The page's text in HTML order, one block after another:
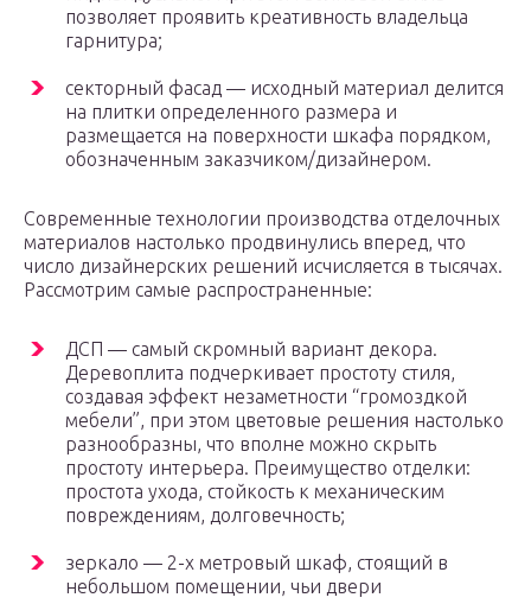
позволяет проявить креативность владельца
гарнитура;
секторный фасад — исходный материал делится
на плитки определенного размера и
размещается на поверхности шкафа порядком,
обозначенным заказчиком/дизайнером.
Современные технологии производства отделочных
материалов настолько продвинулись вперед, что
число дизайнерских решений исчисляется в тысячах.
Рассмотрим самые распространенные:
ДСП — самый скромный вариант декора.
Деревоплита подчеркивает простоту стиля,
создавая эффект незаметности “громоздкой
мебели”, при этом цветовые решения настолько
разнообразны, что вполне можно скрыть
простоту интерьера. Преимущество отделки:
простота ухода, стойкость к механическим
повреждениям, долговечность;
зеркало — 2-х метровый шкаф, стоящий в
небольшом помещении, чьи двери